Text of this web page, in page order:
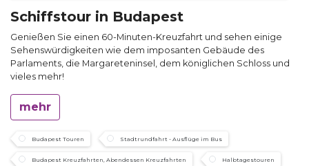
Schiffstour in Budapest
Genießen Sie einen 60-Minuten-Kreuzfahrt und sehen einige
Sehenswürdigkeiten wie dem imposanten Gebäude des
Parlaments, die Margareteninsel, dem königlichen Schloss und
vieles mehr!
mehr
Budapest Touren Stadtrundfahrt - Ausflüge im Bus
Budapest Kreuzfahrten, Abendessen Kreuzfahrten Halbtagestouren